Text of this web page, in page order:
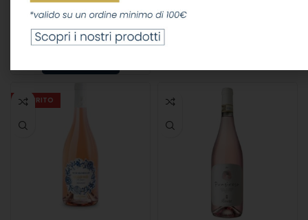
Grandi Formati
Cantine San Marzano
20,98€ IVA Inclusa
10,98
ESAURITO